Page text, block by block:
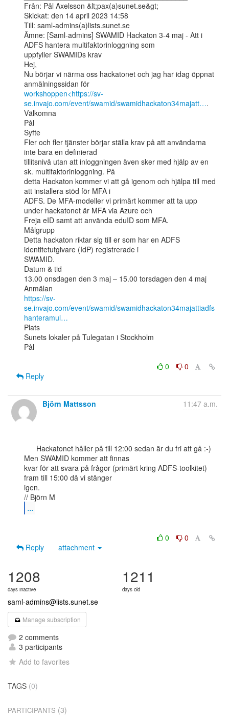
Från: Pål Axelsson &lt;pax(a)sunet.se&gt;
Skickat: den 14 april 2023 14:58
Till: saml-admins(a)lists.sunet.se
Ämne: [Saml-admins] SWAMID Hackaton 3-4 maj - Att i
ADFS hantera multifaktorinloggning som
uppfyller SWAMIDs krav
Hej,
Nu börjar vi närma oss hackatonet och jag har idag öppnat
workshoppen<https://sv-
se.invajo.com/event/swamid/swamidhackaton34majatt….
Välkomna
Pål
Syfte
Fler och fler tjänster börjar ställa krav på att användarna
inte bara en definierad
tillitsnivå utan att inloggningen även sker med hjälp av en
sk. multifaktorinloggning. På
detta Hackaton kommer vi att gå igenom och hjälpa till med
att installera stöd för MFA i
ADFS. De MFA-modeller vi primärt kommer att ta upp
under hackatonet är MFA via Azure och
Freja eID samt att använda eduID som MFA.
Målgrupp
Detta hackaton riktar sig till er som har en ADFS
identitetutgivare (IdP) registrerade i
SWAMID.
Datum & tid
13.00 onsdagen den 3 maj – 15.00 torsdagen den 4 maj
https://sv-
se.invajo.com/event/swamid/swamidhackaton34majattiadfs
hanteramul…
Plats
Sunets lokaler på Tulegatan i Stockholm
Pål
0
0
Reply
Björn Mattsson 11:47 a.m.
Men SWAMID kommer att finnas
kvar för att svara på frågor (primärt kring ADFS-toolkitet)
fram till 15:00 då vi stänger
igen.
...
0
0
Reply
attachment
1208
days inactive
1211
days old
saml-admins@lists.sunet.se
Manage subscription
2 comments
3 participants
Add to favorites
TAGS (0)
PARTICIPANTS (3)